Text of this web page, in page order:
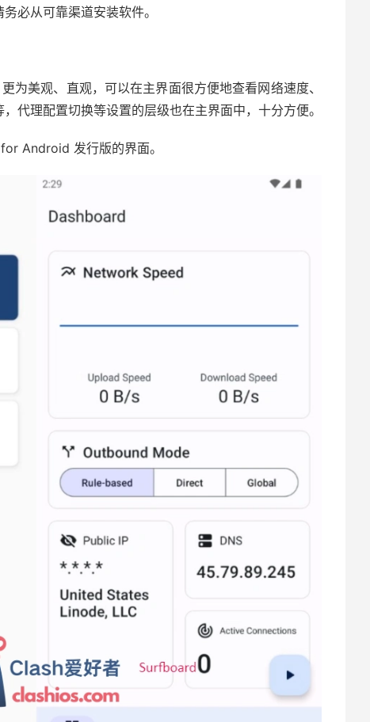
必从可靠渠道安装软件。
美观、直观，可以在主界面很方便地查看网络速度、
代理配置切换等设置的层级也在主界面中，十分方便。
Android 发行版的界面。